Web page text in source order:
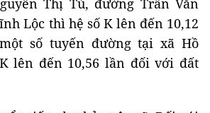
tiếp, dự thảo nêu rõ: Đối với
nghĩa vụ tài chính về đất đai
có thẩm quyền phê duyệt hoặc